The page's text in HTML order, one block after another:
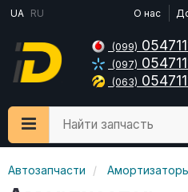
UA RU О нас
(099)
(097)
(063)
Найти запчасть
Автозапчасти